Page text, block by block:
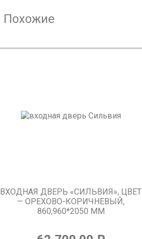
Похожие
ВХОДНАЯ ДВЕРЬ «СИЛЬВИЯ», ЦВЕТ
— ОРЕХОВО-КОРИЧНЕВЫЙ,
860,960*2050 ММ